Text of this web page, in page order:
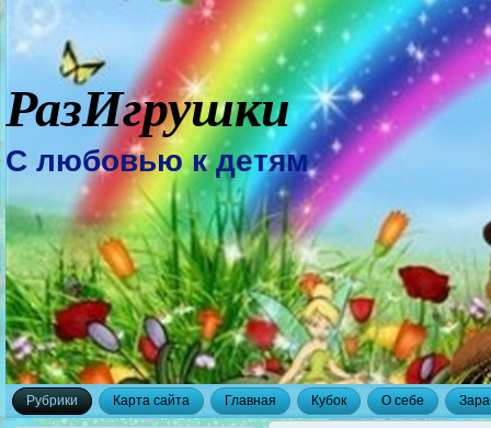
РазИгрушки
С любовью к детям
Рубрики Карта сайта Главная Кубок О себе